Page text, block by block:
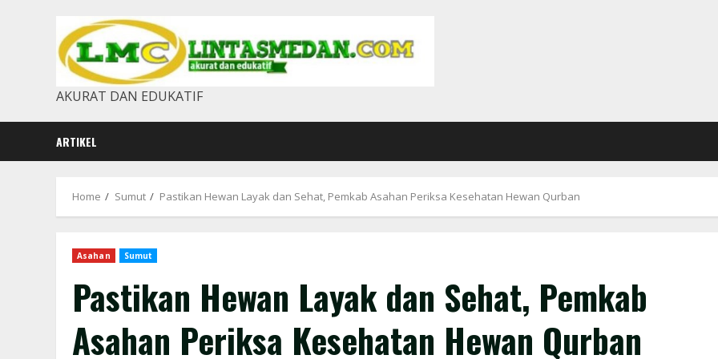
AKURAT DAN EDUKATIF
ARTIKEL
Home Sumut Pastikan Hewan Layak dan Sehat, Pemkab Asahan Periksa Kesehatan Hewan Qurban
Asahan Sumut
Pastikan Hewan Layak dan Sehat, Pemkab
Asahan Periksa Kesehatan Hewan Qurban